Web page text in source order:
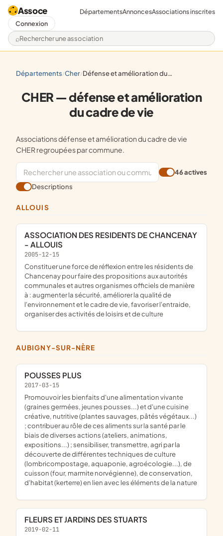
Assoce
Rechercher une association
DépartementsAnnoncesAssociations inscrites
Connexion
départements/ cher/ défense et amélioration du cadre de vie
CHER — défense et amélioration
du cadre de vie
Associations défense et amélioration du cadre de vie
CHER regroupées par commune.
46 actives
Descriptions
ALLOUIS
ASSOCIATION DES RESIDENTS DE CHANCENAY
- ALLOUIS
2005-12-15
constituer une force de réflexion entre les résidents de
Chancenay pour faire des propositions aux autorités
communales et autres organismes officiels de manière
à : augmenter la sécurité, améliorer la qualité de
l'environnement et le cadre de vie, favoriser l'entraide,
organiser des activités de loisirs et de culture
AUBIGNY-SUR-NÈRE
POUSSES PLUS
2017-03-15
promouvoir les bienfaits d'une alimentation vivante
(graines germées, jeunes pousses...) et d'une cuisine
créative, nutritive (plantes sauvages, pâtés végétaux...)
; contribuer au rôle de ces aliments sur la santé par le
biais de diverses actions (ateliers, animations,
expositions...) ; sensibiliser, transmettre, agri par la
découverte de différentes techniques de culture
(lombricompostage, aquaponie, agroécologie...), de
cuisson (four, marmite norvégienne), de conservation,
d'habitat (kerterre) en lien avec les éléments de la nature
FLEURS ET JARDINS DES STUARTS
2019-02-11